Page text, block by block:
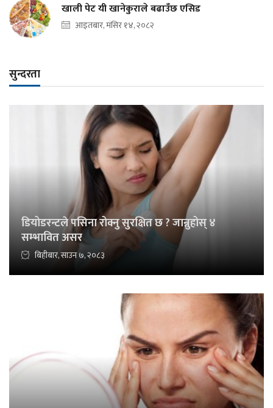
खाली पेट यी खानेकुराले बढाउँछ एसिड
आइतबार, मंसिर १४, २०८२
सुन्दरता
डियोडरन्टले पसिना रोक्नु सुरक्षित छ ? जान्नुहोस् ४
सम्भावित असर
बिहीबार, साउन ७, २०८३